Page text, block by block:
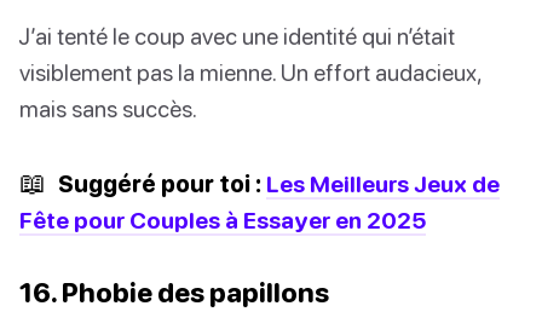
J’ai tenté le coup avec une identité qui n’était
visiblement pas la mienne. Un effort audacieux,
mais sans succès.
📖 Suggéré pour toi : Les Meilleurs Jeux de
Fête pour Couples à Essayer en 2025
16. Phobie des papillons